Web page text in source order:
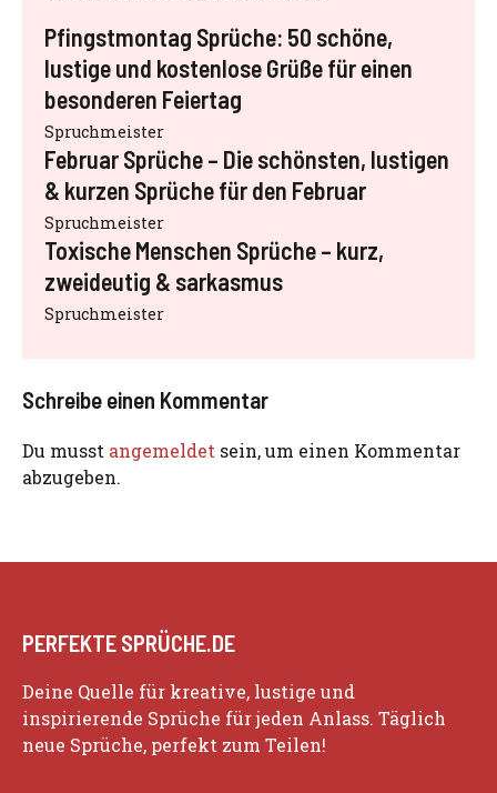
Pfingstmontag Sprüche: 50 schöne,
lustige und kostenlose Grüße für einen
besonderen Feiertag
Spruchmeister
Februar Sprüche – Die schönsten, lustigen
& kurzen Sprüche für den Februar
Spruchmeister
Toxische Menschen Sprüche – kurz,
zweideutig & sarkasmus
Spruchmeister
Schreibe einen Kommentar
Du musst angemeldet sein, um einen Kommentar
abzugeben.
PERFEKTE SPRÜCHE.DE
Deine Quelle für kreative, lustige und
inspirierende Sprüche für jeden Anlass. Täglich
neue Sprüche, perfekt zum Teilen!